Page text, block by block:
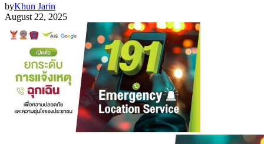
byKhun Jarin
August 22, 2025